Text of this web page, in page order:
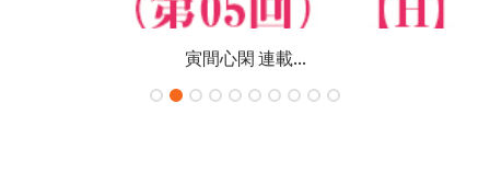
寅間心閑 連載...